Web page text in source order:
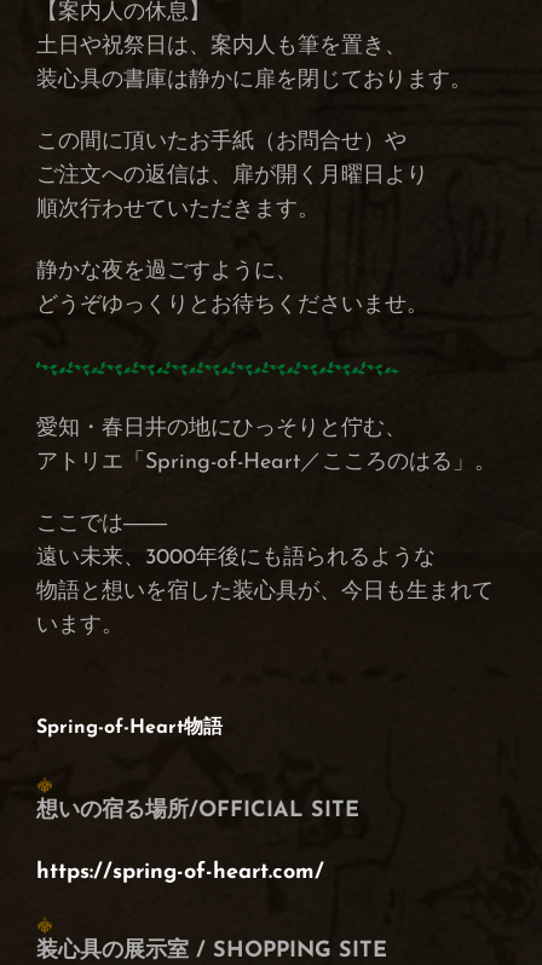
【案内人の休息】
土日や祝祭日は、案内人も筆を置き、
装心具の書庫は静かに扉を閉じております。
この間に頂いたお手紙（お問合せ）や
ご注文への返信は、扉が開く月曜日より
順次行わせていただきます。
静かな夜を過ごすように、
どうぞゆっくりとお待ちくださいませ。
愛知・春日井の地にひっそりと佇む、
アトリエ「Spring-of-Heart／こころのはる」。
ここでは――
遠い未来、3000年後にも語られるような
物語と想いを宿した装心具が、今日も生まれて
います。
Spring-of-Heart物語
想いの宿る場所/OFFICIAL SITE
https://spring-of-heart.com/
装心具の展示室 / SHOPPING SITE